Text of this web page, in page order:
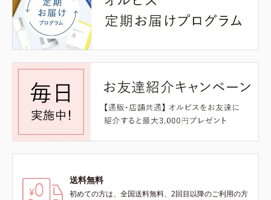
送料無料
初めての方は、全国送料無料、2回目以降のご利用の方